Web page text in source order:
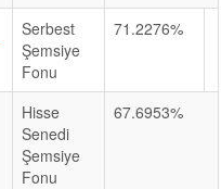
Serbest
Şemsiye
Fonu
71.2276%
Hisse
Senedi
Şemsiye
Fonu
67.6953%